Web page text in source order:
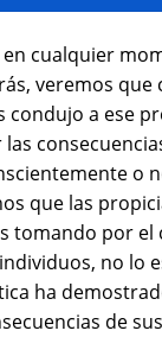
cualquier
veremos que
condujo a ese
o
que las
tomando por el
no lo
ha
de